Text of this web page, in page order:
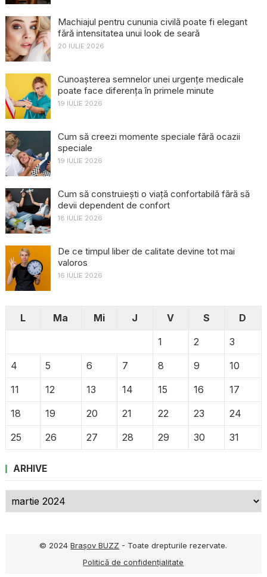
Machiajul pentru cununia civilă poate fi elegant
fără intensitatea unui look de seară
20 IULIE 2026
Cunoașterea semnelor unei urgențe medicale
poate face diferența în primele minute
19 IULIE 2026
Cum să creezi momente speciale fără ocazii
speciale
19 IULIE 2026
Cum să construiești o viață confortabilă fără să
devii dependent de confort
18 IULIE 2026
De ce timpul liber de calitate devine tot mai
valoros
16 IULIE 2026
L Ma Mi J V S
D
1
2
3
4
5 6 7 8 9
10
11
12 13 14 15 16
17
18
19 20 21 22 23
24
25
26 27 28 29 30 31
ARHIVE
Arhive
© 2024Brașov BUZZ - Toate drepturile rezervate.
Politică de confidențialitate